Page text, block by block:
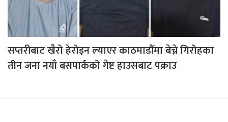
सप्तरीबाट खैरो हेरोइन ल्याएर काठमाडौँमा बेच्ने गिरोहका
तीन जना नयाँ बसपार्कको गेष्ट हाउसबाट पक्राउ